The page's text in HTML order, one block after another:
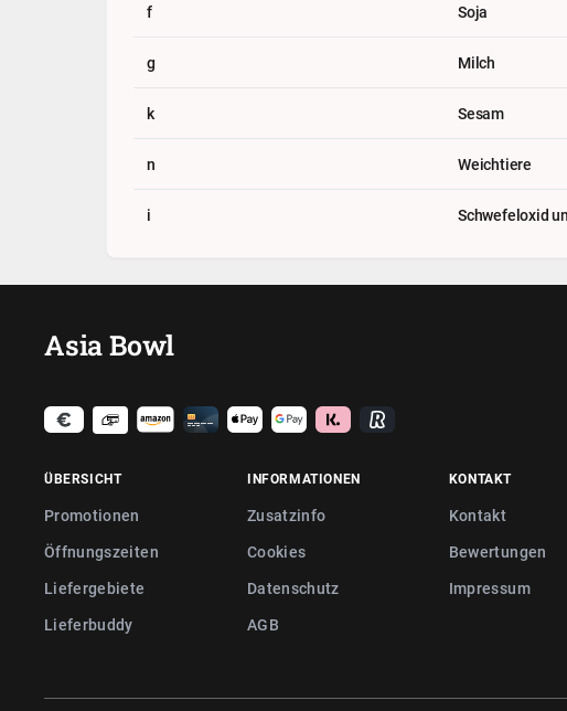
f Soja
g Milch
k Sesam
n Weichtiere
i Schwefeloxid
Asia Bowl
ÜBERSICHT
Promotionen
Öffnungszeiten
Liefergebiete
Lieferbuddy
INFORMATIONEN
Zusatzinfo
Cookies
Datenschutz
AGB
KONTAKT
Kontakt
Bewertungen
Impressum